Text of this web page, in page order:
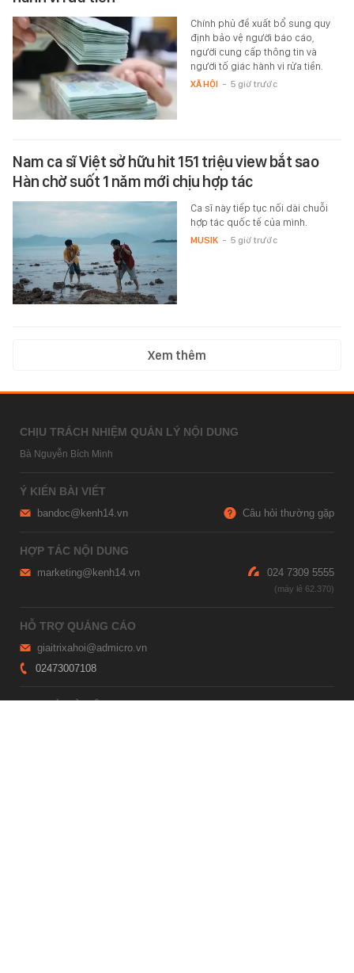
Chính phủ đề xuất bổ sung quy
định bảo vệ người báo cáo,
người cung cấp thông tin và
người tố giác hành vi rửa tiền.
XÃ HỘI - 5 giờ trước
Nam ca sĩ Việt sở hữu hit 151 triệu view bắt sao
Hàn chờ suốt 1 năm mới chịu hợp tác
Ca sĩ này tiếp tục nối dài chuỗi
hợp tác quốc tế của mình.
MUSIK - 5 giờ trước
Xem thêm
CHỊU TRÁCH NHIỆM QUẢN LÝ NỘI DUNG
Bà Nguyễn Bích Minh
Ý KIẾN BÀI VIẾT
bandoc@kenh14.vn Câu hỏi thường gặp
HỢP TÁC NỘI DUNG
marketing@kenh14.vn 024 7309 5555
HỖ TRỢ QUẢNG CÁO
giaitrixahoi@admicro.vn
02473007108